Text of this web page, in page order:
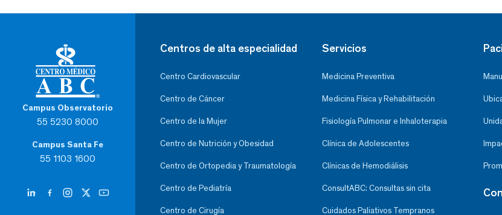
Campus Observatorio
55 5230 8000
Campus Santa Fe
55 1103 1600
Centros de alta especialidad
Centro Cardiovascular
Centro de Cáncer
Centro de la Mujer
Centro de Nutrición y Obesidad
Centro de Ortopedia y Traumatología
Centro de Pediatría
Centro de Cirugía
Servicios
Medicina Preventiva
Medicina Física y Rehabilitación
Fisiología Pulmonar e Inhaloterapia
Clínica de Adolescentes
Clínicas de Hemodiálisis
ConsultABC: Consultas sin cita
Cuidados Paliativos Tempranos